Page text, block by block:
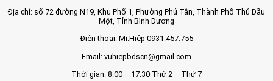
Địa chỉ: số 72 đường N19, Khu Phố 1, Phường Phú Tân, Thành Phố Thủ Dầu
Một, Tỉnh Bình Dương
Điện thoại: Mr.Hiệp 0931.457.755
Email: vuhiepbdscn@gmail.com
Thời gian: 8:00 – 17:30 Thứ 2 – Thứ 7